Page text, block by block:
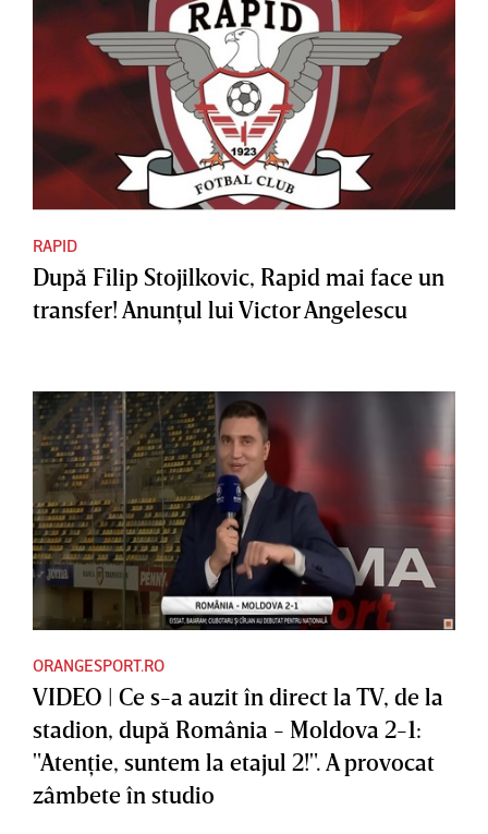
RAPID
După Filip Stojilkovic, Rapid mai face un
transfer! Anunţul lui Victor Angelescu
ORANGESPORT.RO
VIDEO | Ce s-a auzit în direct la TV, de la
stadion, după România - Moldova 2-1:
"Atenţie, suntem la etajul 2!". A provocat
zâmbete în studio